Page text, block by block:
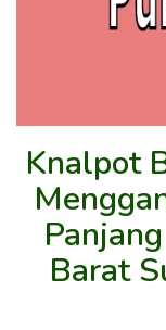
Knalpot
Barat